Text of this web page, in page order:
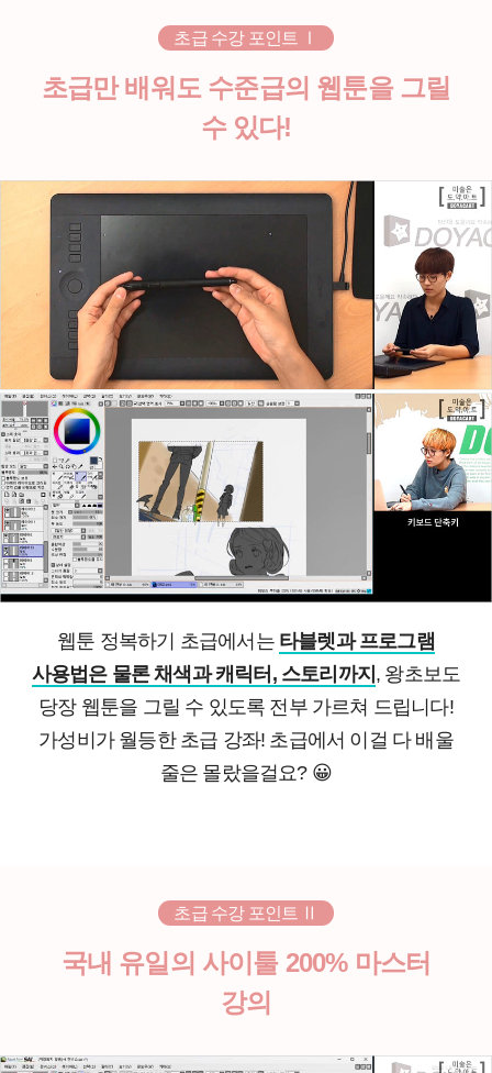
초급 수강 포인트 Ⅰ
초급만 배워도 수준급의 웹툰을 그릴
수 있다!
웹툰 정복하기 초급에서는 타블렛과 프로그램
사용법은 물론 채색과 캐릭터, 스토리까지 , 왕초보도
당장 웹툰을 그릴 수 있도록 전부 가르쳐 드립니다!
가성비가 월등한 초급 강좌! 초급에서 이걸 다 배울
줄은 몰랐을걸요? 😀
초급 수강 포인트 Ⅱ
국내 유일의 사이툴 200% 마스터
강의